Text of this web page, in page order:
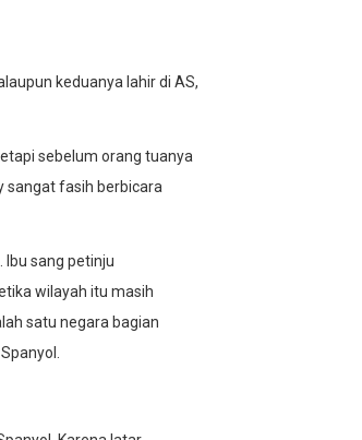
keduanya lahir di AS,
sebelum orang tuanya
sangat fasih berbicara
Ibu sang petinju
wilayah itu masih
satu negara bagian